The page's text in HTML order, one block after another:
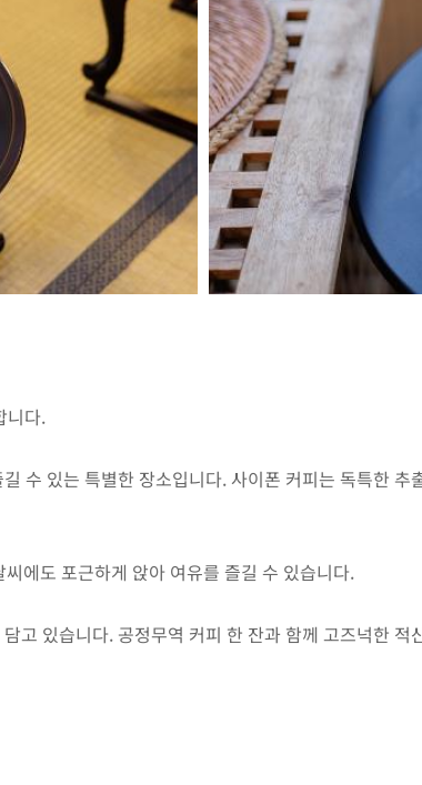
니다.
수 있는 특별한 장소입니다. 사이폰 커피는 독특한
에도 포근하게 앉아 여유를 즐길 수 있습니다.
고 있습니다. 공정무역 커피 한 잔과 함께 고즈넉한